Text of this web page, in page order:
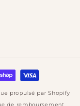
propulsé par Shopify
de remboursement